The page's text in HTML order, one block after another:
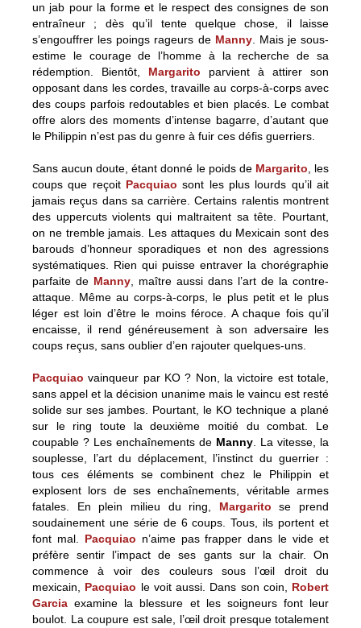
un jab pour la forme et le respect des consignes de son
entraîneur ; dès qu’il tente quelque chose, il laisse
s’engouffrer les poings rageurs de Manny. Mais je sous-
estime le courage de l’homme à la recherche de sa
rédemption. Bientôt, Margarito parvient à attirer son
opposant dans les cordes, travaille au corps-à-corps avec
des coups parfois redoutables et bien placés. Le combat
offre alors des moments d’intense bagarre, d’autant que
le Philippin n’est pas du genre à fuir ces défis guerriers.
Sans aucun doute, étant donné le poids de Margarito, les
coups que reçoit Pacquiao sont les plus lourds qu’il ait
jamais reçus dans sa carrière. Certains ralentis montrent
des uppercuts violents qui maltraitent sa tête. Pourtant,
on ne tremble jamais. Les attaques du Mexicain sont des
barouds d’honneur sporadiques et non des agressions
systématiques. Rien qui puisse entraver la chorégraphie
parfaite de Manny, maître aussi dans l’art de la contre-
attaque. Même au corps-à-corps, le plus petit et le plus
léger est loin d’être le moins féroce. A chaque fois qu’il
encaisse, il rend généreusement à son adversaire les
coups reçus, sans oublier d’en rajouter quelques-uns.
Pacquiao vainqueur par KO ? Non, la victoire est totale,
sans appel et la décision unanime mais le vaincu est resté
solide sur ses jambes. Pourtant, le KO technique a plané
sur le ring toute la deuxième moitié du combat. Le
coupable ? Les enchaînements de Manny. La vitesse, la
souplesse, l’art du déplacement, l’instinct du guerrier :
tous ces éléments se combinent chez le Philippin et
explosent lors de ses enchaînements, véritable armes
fatales. En plein milieu du ring, Margarito
se prend
soudainement une série de 6 coups. Tous, ils portent et
font mal. Pacquiao n’aime pas frapper dans le vide et
préfère sentir l’impact de ses gants sur la chair. On
commence à voir des couleurs sous l’œil droit du
mexicain, Pacquiao le voit aussi. Dans son coin, Robert
Garcia examine la blessure et les soigneurs font leur
boulot. La coupure est sale, l’œil droit presque totalement